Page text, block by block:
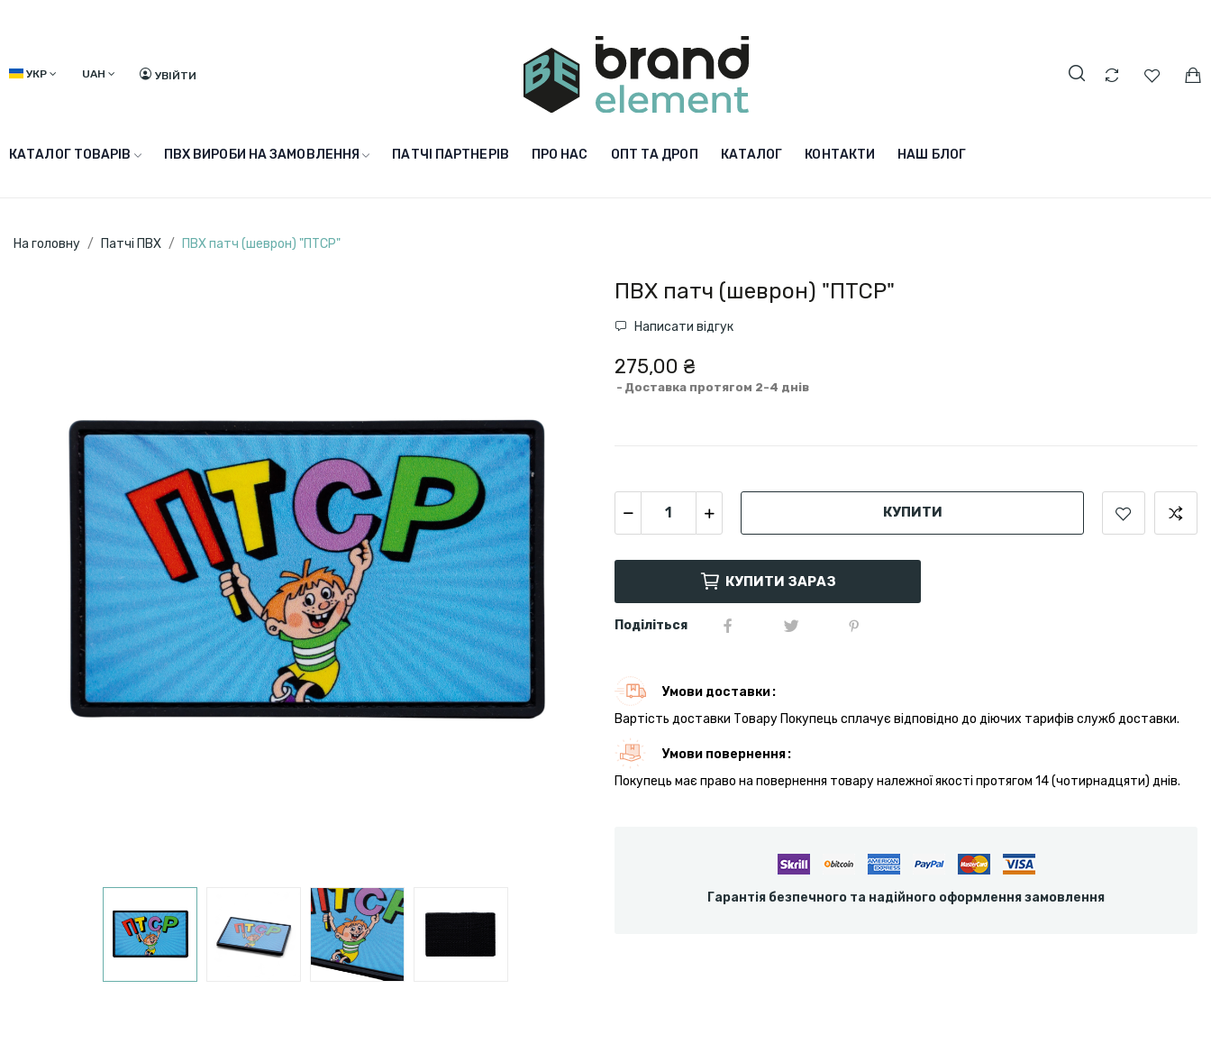
УКР UAH УВІЙТИ
КАТАЛОГ ТОВАРІВ ПВХ ВИРОБИ НА ЗАМОВЛЕННЯ ПАТЧІ ПАРТНЕРІВ ПРО НАС ОПТ ТА ДРОП КАТАЛОГ КОНТАКТИ НАШ БЛОГ
На головну Патчі ПВХ ПВХ патч (шеврон) "ПТСР"
ПВХ патч (шеврон) "ПТСР"
Написати відгук
275,00 ₴
Доставка протягом 2-4 днів
КУПИТИ
КУПИТИ ЗАРАЗ
Поділіться
Умови доставки
Вартість доставки Товару Покупець сплачує відповідно до діючих тарифів служб доставки.
Умови повернення
Покупець має право на повернення товару належної якості протягом 14 (чотирнадцяти) днів.
Гарантія безпечного та надійного оформлення замовлення